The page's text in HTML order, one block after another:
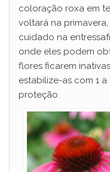
coloração roxa em
voltará na
cuidado na
onde eles podem
flores ficarem
estabilize-as com 1
proteção.